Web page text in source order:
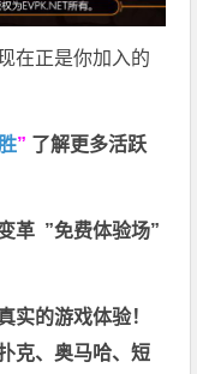
在正是你加入的
” 了解更多活跃
革 ”免费体验场”
实的游戏体验！
克、奥马哈、短